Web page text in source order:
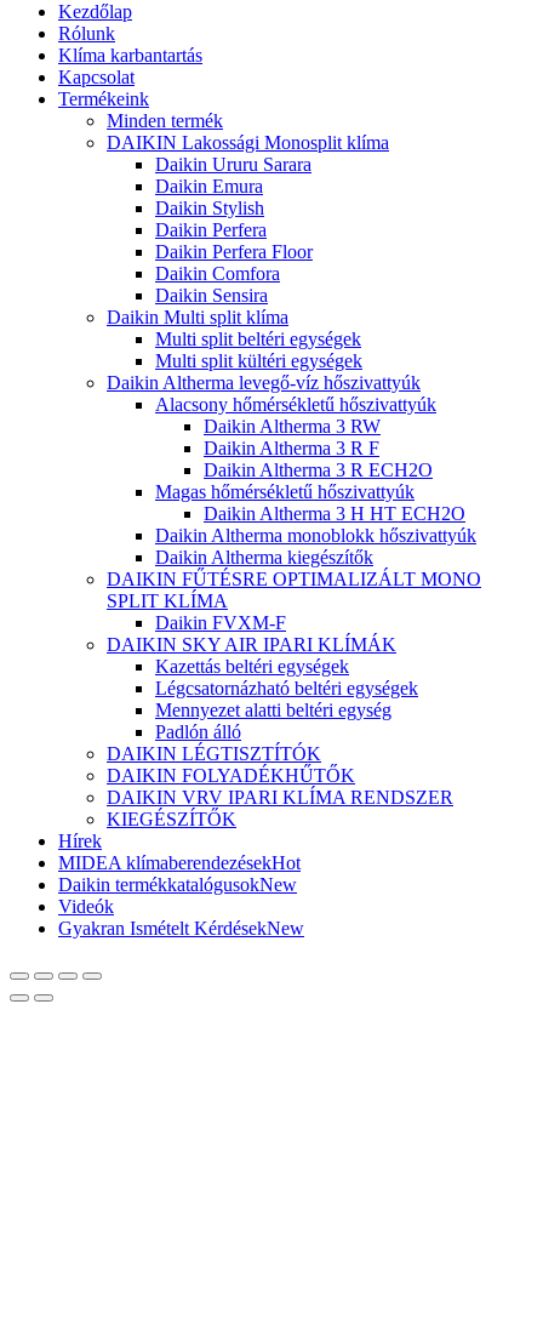
Kezdőlap
Rólunk
Klíma karbantartás
Kapcsolat
Termékeink
Minden termék
DAIKIN Lakossági Monosplit klíma
Daikin Ururu Sarara
Daikin Emura
Daikin Stylish
Daikin Perfera
Daikin Perfera Floor
Daikin Comfora
Daikin Sensira
Daikin Multi split klíma
Multi split beltéri egységek
Multi split kültéri egységek
Daikin Altherma levegő-víz hőszivattyúk
Alacsony hőmérsékletű hőszivattyúk
Daikin Altherma 3 RW
Daikin Altherma 3 R F
Daikin Altherma 3 R ECH2O
Magas hőmérsékletű hőszivattyúk
Daikin Altherma 3 H HT ECH2O
Daikin Altherma monoblokk hőszivattyúk
Daikin Altherma kiegészítők
DAIKIN FŰTÉSRE OPTIMALIZÁLT MONO
SPLIT KLÍMA
Daikin FVXM-F
DAIKIN SKY AIR IPARI KLÍMÁK
Kazettás beltéri egységek
Légcsatornázható beltéri egységek
Mennyezet alatti beltéri egység
Padlón álló
DAIKIN LÉGTISZTÍTÓK
DAIKIN FOLYADÉKHŰTŐK
DAIKIN VRV IPARI KLÍMA RENDSZER
KIEGÉSZÍTŐK
Hírek
MIDEA klímaberendezésekHot
Daikin termékkatalógusokNew
Videók
Gyakran Ismételt KérdésekNew